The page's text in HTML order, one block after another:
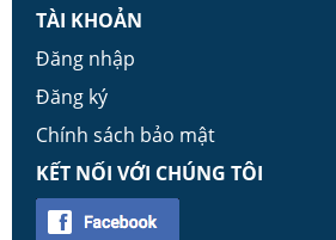
TÀI KHOẢN
Đăng nhập
Đăng ký
Chính sách bảo mật
KẾT NỐI VỚI CHÚNG TÔI